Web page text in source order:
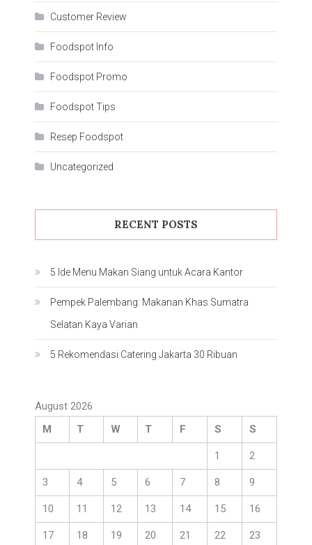
Customer Review
Foodspot Info
Foodspot Promo
Foodspot Tips
Resep Foodspot
Uncategorized
RECENT POSTS
5 Ide Menu Makan Siang untuk Acara Kantor
Pempek Palembang: Makanan Khas Sumatra
Selatan Kaya Varian
5 Rekomendasi Catering Jakarta 30 Ribuan
August 2026
M
T W T F S S
1 2
3 4 5 6 7 8 9
10 11 12 13 14 15 16
17 18 19 20 21 22 23